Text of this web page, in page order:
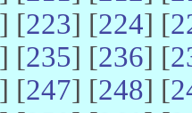
] [223] [224] [
] [235] [236] [
] [247] [248] [